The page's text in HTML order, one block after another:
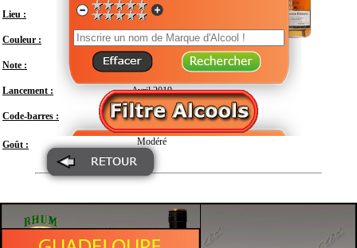
Lieu : France - Guadeloupe - Basse-Terre
Couleur :
Note : En attente de test
Lancement : Avril 2019
Code-barres : 3305106470052
Goût : Modéré